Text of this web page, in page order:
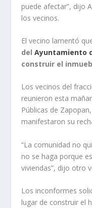
puede afectar”, dijo
los vecinos.
El vecino lamentó
delAyuntamiento
construir el
Los vecinos del
reunieron esta
Públicas de
manifestaron su
“La comunidad no
no se haga porque
viviendas”, dijo otro
Los inconformes
lugar de construir el